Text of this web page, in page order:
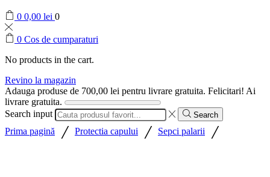
0 0,00 lei 0
0 Cos de cumparaturi
No products in the cart.
Revino la magazin
Adauga produse de 700,00 lei pentru livrare gratuita. Felicitari! Ai
livrare gratuita.
Search input
Search
Prima pagină / Protectia capului / Sepci palarii /